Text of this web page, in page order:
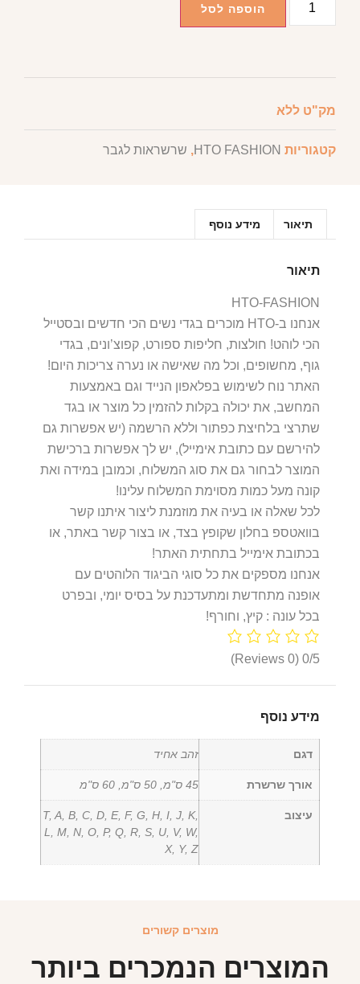
הוספה לסל
מק"ט ללא
קטגוריות HTO FASHION
, שרשראות לגבר
תיאור מידע נוסף
תיאור
HTO-FASHION
אנחנו ב-HTO מוכרים בגדי נשים הכי חדשים ובסטייל
הכי לוהט! חולצות, חליפות ספורט, קפוצ’ונים, בגדי
גוף, מחשופים, וכל מה שאישה או נערה צריכות היום!
האתר נוח לשימוש בפלאפון הנייד וגם באמצעות
המחשב, את יכולה בקלות להזמין כל מוצר או בגד
שתרצי בלחיצת כפתור וללא הרשמה (יש אפשרות גם
להירשם עם כתובת אימייל), יש לך אפשרות ברכישת
המוצר לבחור גם את סוג המשלוח, וכמובן במידה ואת
קונה מעל כמות מסוימת המשלוח עלינו!
לכל שאלה או בעיה את מוזמנת ליצור איתנו קשר
בוואטספ בחלון שקופץ בצד, או בצור קשר באתר, או
בכתובת אימייל בתחתית האתר!
אנחנו מספקים את כל סוגי הביגוד הלוהטים עם
אופנה מתחדשת ומתעדכנת על בסיס יומי, ובפרט
בכל עונה : קיץ, וחורף!
0/5
(0 Reviews)
מידע נוסף
דגם זהב אחיד
אורך שרשרת 45 ס"מ, 50 ס"מ, 60 ס"מ
עיצוב
T, A, B, C, D, E, F, G, H, I, J, K,
L, M, N, O, P, Q, R, S, U, V, W,
X, Y, Z
מוצרים קשורים
המוצרים הנמכרים ביותר